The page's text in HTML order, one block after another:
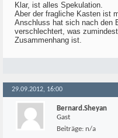
Klar, ist alles Spekulation.
Aber der fragliche Kasten ist
Anschluss hat sich nach den
verschlechtert, was
Zusammenhang ist.
29.09.2012, 16:00
Bernard.Sheyan
Gast
Beiträge: n/a